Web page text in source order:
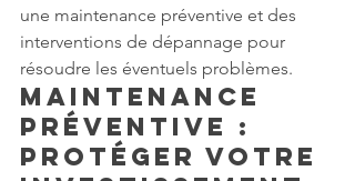
une maintenance préventive et des
interventions de dépannage pour
résoudre les éventuels problèmes.
Maintenance
Préventive :
Protéger votre